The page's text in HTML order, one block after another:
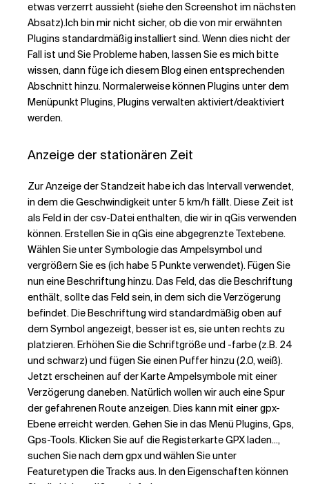
etwas verzerrt aussieht (siehe den Screenshot im nächsten
Absatz).Ich bin mir nicht sicher, ob die von mir erwähnten
Plugins standardmäßig installiert sind. Wenn dies nicht der
Fall ist und Sie Probleme haben, lassen Sie es mich bitte
wissen, dann füge ich diesem Blog einen entsprechenden
Abschnitt hinzu. Normalerweise können Plugins unter dem
Menüpunkt Plugins, Plugins verwalten aktiviert/deaktiviert
werden.
Anzeige der stationären Zeit
Zur Anzeige der Standzeit habe ich das Intervall verwendet,
in dem die Geschwindigkeit unter 5 km/h fällt. Diese Zeit ist
als Feld in der csv-Datei enthalten, die wir in qGis verwenden
können. Erstellen Sie in qGis eine abgegrenzte Textebene.
Wählen Sie unter Symbologie das Ampelsymbol und
vergrößern Sie es (ich habe 5 Punkte verwendet). Fügen Sie
nun eine Beschriftung hinzu. Das Feld, das die Beschriftung
enthält, sollte das Feld sein, in dem sich die Verzögerung
befindet. Die Beschriftung wird standardmäßig oben auf
dem Symbol angezeigt, besser ist es, sie unten rechts zu
platzieren. Erhöhen Sie die Schriftgröße und -farbe (z.B. 24
und schwarz) und fügen Sie einen Puffer hinzu (2.0, weiß).
Jetzt erscheinen auf der Karte Ampelsymbole mit einer
Verzögerung daneben. Natürlich wollen wir auch eine Spur
der gefahrenen Route anzeigen. Dies kann mit einer gpx-
Ebene erreicht werden. Gehen Sie in das Menü Plugins, Gps,
Gps-Tools. Klicken Sie auf die Registerkarte GPX laden...,
suchen Sie nach dem gpx und wählen Sie unter
Featuretypen die Tracks aus. In den Eigenschaften können